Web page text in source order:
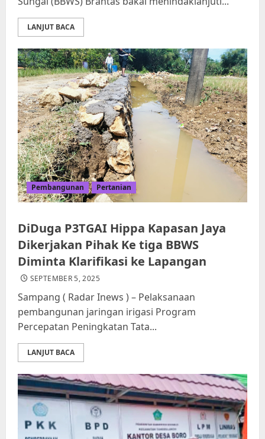
LANJUT BACA
Pembangunan Pertanian
DiDuga P3TGAI Hippa Kapasan Jaya
Dikerjakan Pihak Ke tiga BBWS
Diminta Klarifikasi ke Lapangan
SEPTEMBER 5, 2025
Sampang ( Radar Inews ) – Pelaksanaan
pembangunan jaringan irigasi Program
Percepatan Peningkatan Tata...
LANJUT BACA